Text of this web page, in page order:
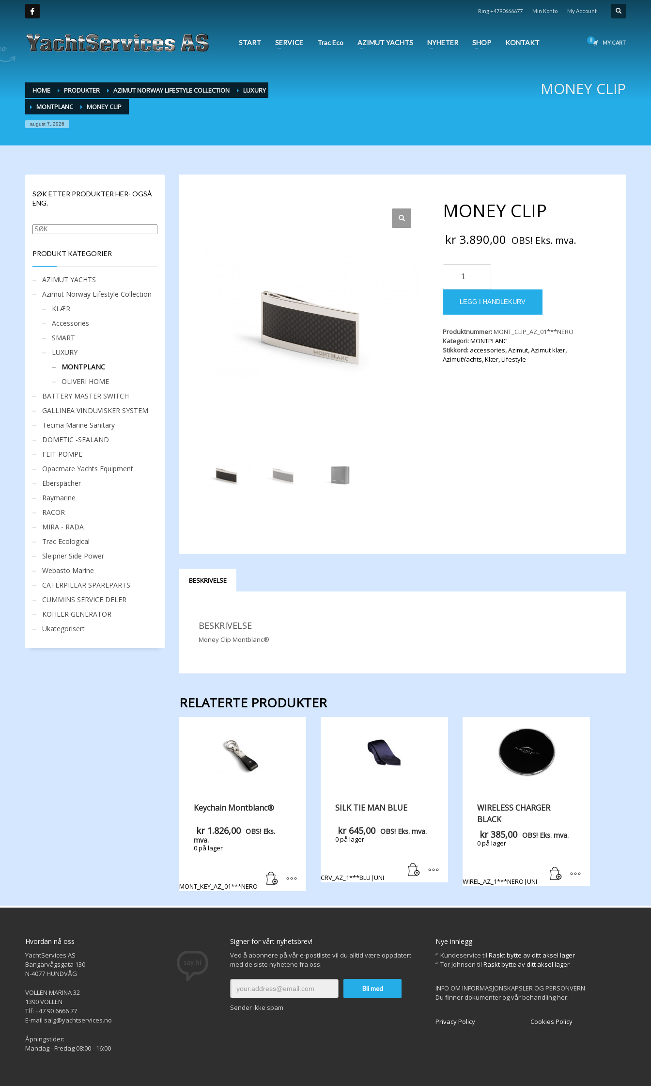
Ring +4790666677 Min Konto My Account
START SERVICE Trac Eco AZIMUT YACHTS NYHETER SHOP KONTAKT MY CART
HOME PRODUKTER AZIMUT NORWAY LIFESTYLE COLLECTION
LUXURY
MONTPLANC
MONEY CLIP
august 7, 2026
MONEY CLIP
MONEY CLIP
kr 3.890,00 OBS! Eks. mva.
MONEY
antall
LEGG I HANDLEKURV
Produktnummer:MONT_CLIP_AZ_01***NERO
Kategori:MONTPLANC
Stikkord: accessories,Azimut,Azimut klær,
AzimutYachts,Klær,Lifestyle
BESKRIVELSE
BESKRIVELSE
Money Clip Montblanc®
RELATERTE PRODUKTER
Keychain Montblanc®
kr1.826,00 OBS! Eks.
mva.
0 på lager
MONT_KEY_AZ_01***NERO
SILK TIE MAN BLUE
kr645,00 OBS! Eks. mva.
0 på lager
CRV_AZ_1***BLU|UNI
WIRELESS CHARGER
BLACK
kr385,00 OBS! Eks. mva.
0 på lager
WIREL_AZ_1***NERO|UNI
SØK ETTER PRODUKTER HER- OGSÅ
ENG.
SØK
PRODUKT KATEGORIER
AZIMUT YACHTS
Azimut Norway Lifestyle Collection
KLÆR
Accessories
SMART
LUXURY
MONTPLANC
OLIVERI HOME
BATTERY MASTER SWITCH
GALLINEA VINDUVISKER SYSTEM
Tecma Marine Sanitary
DOMETIC -SEALAND
FEIT POMPE
Opacmare Yachts Equipment
Eberspächer
Raymarine
RACOR
MIRA - RADA
Trac Ecological
Sleipner Side Power
Webasto Marine
CATERPILLAR SPAREPARTS
CUMMINS SERVICE DELER
KOHLER GENERATOR
Ukategorisert
Hvordan nå oss
YachtServices AS
Bangarvågsgata 130
N-4077 HUNDVÅG
VOLLEN MARINA 32
1390 VOLLEN
Tlf: +47 90 6666 77
E-mail salg@yachtservices.no
Åpningstider:
Mandag - Fredag 08:00 - 16:00
Signer for vårt nyhetsbrev!
Ved å abonnere på vår e-postliste vil du alltid være oppdatert
med de siste nyhetene fra oss.
Sender ikke spam
Nye innlegg
Kundeservice til Raskt bytte av ditt aksel lager
Tor Johnsen til Raskt bytte av ditt aksel lager
INFO OM INFORMASJONSKAPSLER OG PERSONVERN
Du finner dokumenter og vår behandling her:
Privacy Policy Cookies Policy